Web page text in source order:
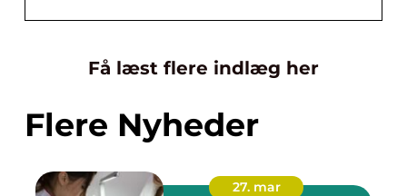
Få læst flere indlæg her
Flere Nyheder
27. mar